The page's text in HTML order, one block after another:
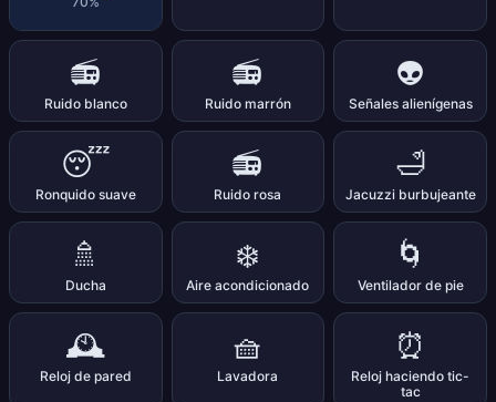
📻
Ruido blanco
📻
Ruido marrón
👽
Señales alienígenas
😴
Ronquido suave
📻
Ruido rosa
🛁
Jacuzzi burbujeante
🚿
Ducha
❄️
Aire acondicionado
🌀
Ventilador de pie
🕰️
Reloj de pared
🧺
Lavadora
⏰
Reloj haciendo tic-
tac